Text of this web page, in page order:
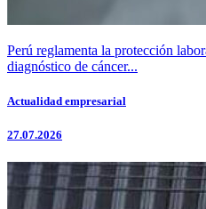
Perú reglamenta la protección
diagnóstico de cáncer...
Actualidad empresarial
27.07.2026